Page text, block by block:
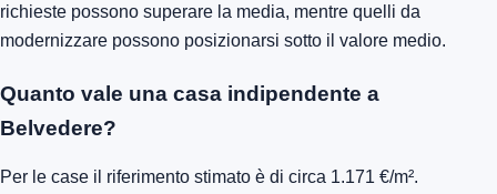
richieste possono superare la media, mentre quelli da
modernizzare possono posizionarsi sotto il valore medio.
Quanto vale una casa indipendente a
Belvedere?
Per le case il riferimento stimato è di circa 1.171 €/m².